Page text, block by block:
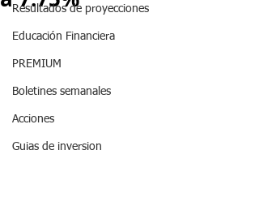
Resultados de proyecciones
Educación Financiera
PREMIUM
Boletines semanales
Acciones
Guias de inversion